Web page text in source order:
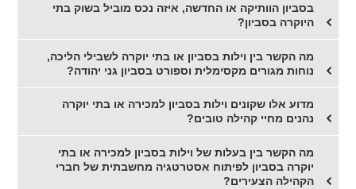
בסביון הוותיקה או החדשה, איזה נכס מוביל בשוק בתי
היוקרה בסביון?
מה הקשר בין וילות בסביון או בתי יוקרה לשבילי הליכה,
נוחות מגורים מקסימלית וספורט בסביון גני יהודה?
מדוע אלו שקונים וילות בסביון למכירה או בתי יוקרה
נהנים מחיי קהילה טובים?
מה הקשר בין בעלות של וילות בסביון למכירה או בתי
יוקרה בסביון לפיתוח אסטרטגיה מחשבתית של חברי
הקהילה הצעירים?